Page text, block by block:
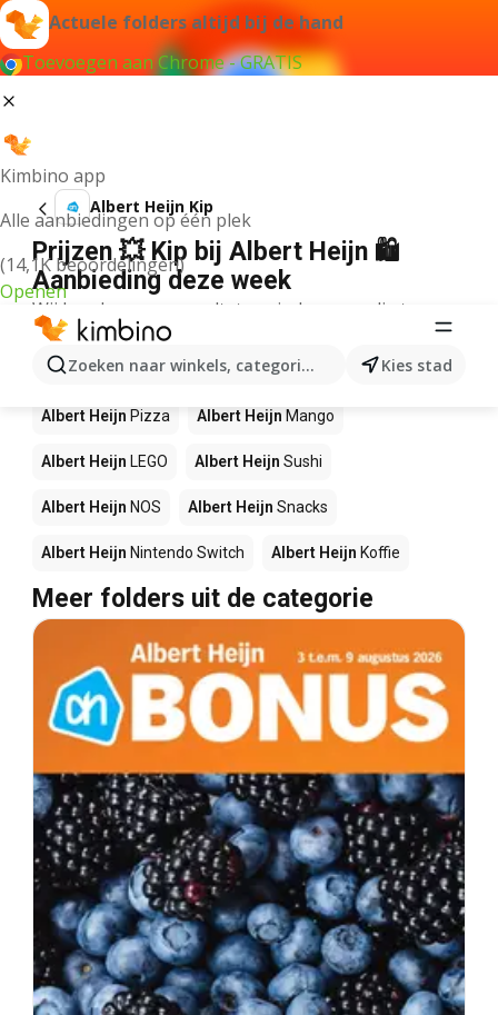
Actuele folders altijd bij de hand
Toevoegen aan Chrome - GRATIS
Kimbino app
Alle aanbiedingen op één plek
(14,1K beoordelingen)
Openen
Zoeken naar winkels, categorieën, producten...
Kies stad
Albert Heijn Kip
Prijzen 💥 Kip bij Albert Heijn 🛍️
Aanbieding deze week
Wij konden geen resultaten vinden voor die term.
Andere producten in winkels Albert
Heijn
Albert Heijn Pizza Albert Heijn Mango
Albert Heijn LEGO Albert Heijn Sushi
Albert Heijn NOS Albert Heijn Snacks
Albert Heijn Nintendo Switch Albert Heijn Koffie
Meer folders uit de categorie